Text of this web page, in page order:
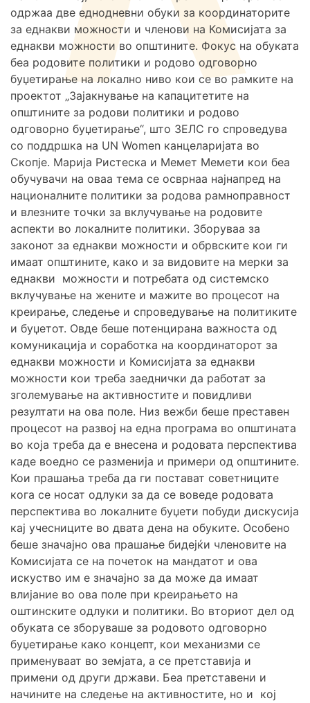
одржаа две еднодневни обуки за координаторите
за еднакви можности и членови на Комисијата за
еднакви можности во општините. Фокус на обуката
беа родовите политики и родово одговорно
буџетирање на локално ниво кои се во рамките на
проектот „Зајакнување на капацитетите на
општините за родови политики и родово
одговорно буџетирање“, што ЗЕЛС го спроведува
со поддршка на UN Women канцеларијата во
Скопје. Марија Ристеска и Мемет Мемети кои беа
обучувачи на оваа тема се осврнаа најнапред на
националните политики за родова рамноправност
и влезните точки за вклучување на родовите
аспекти во локалните политики. Зборуваа за
законот за еднакви можности и обрвските кои ги
имаат општините, како и за видовите на мерки за
еднакви можности и потребата од системско
вклучување на жените и мажите во процесот на
креирање, следење и спроведување на политиките
и буџетот. Овде беше потенцирана важноста од
комуникација и соработка на координаторот за
еднакви можности и Комисијата за еднакви
можности кои треба заеднички да работат за
зголемување на активностите и повидливи
резултати на ова поле. Низ вежби беше преставен
процесот на развој на една програма во општината
во која треба да е внесена и родовата перспектива
каде воедно се разменија и примери од општините.
Кои прашања треба да ги постават советниците
кога се носат одлуки за да се воведе родовата
перспектива во локалните буџети побуди дискусија
кај учесниците во двата дена на обуките. Особено
беше значајно ова прашање бидејќи членовите на
Комисијата се на почеток на мандатот и ова
искуство им е значајно за да може да имаат
влијание во ова поле при креирањето на
оштинските одлуки и политики. Во вториот дел од
обуката се зборуваше за родовото одговорно
буџетирање како концепт, кои механизми се
применуваат во земјата, а се претставија и
примени од други држави. Беа претставени и
начините на следење на активностите, но и кој